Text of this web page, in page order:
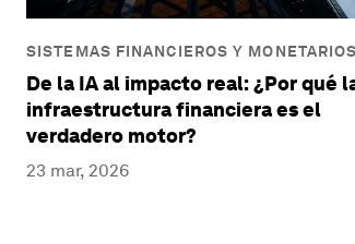
SISTEMAS FINANCIEROS Y MONETARIOS
De la IA al impacto real: ¿Por qué
infraestructura financiera es el
verdadero motor?
23 mar, 2026